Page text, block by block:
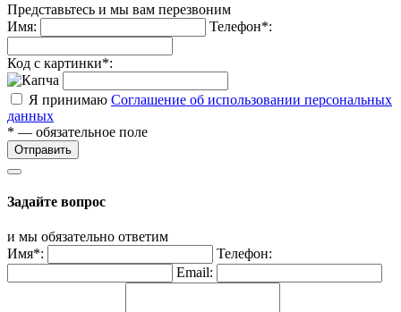
Представьтесь и мы вам перезвоним
Имя:
Телефон*:
Код с картинки*:
Я принимаю Соглашение об использовании персональных
данных
* — обязательное поле
Отправить
Задайте вопрос
и мы обязательно ответим
Имя*:
Телефон:
Email: